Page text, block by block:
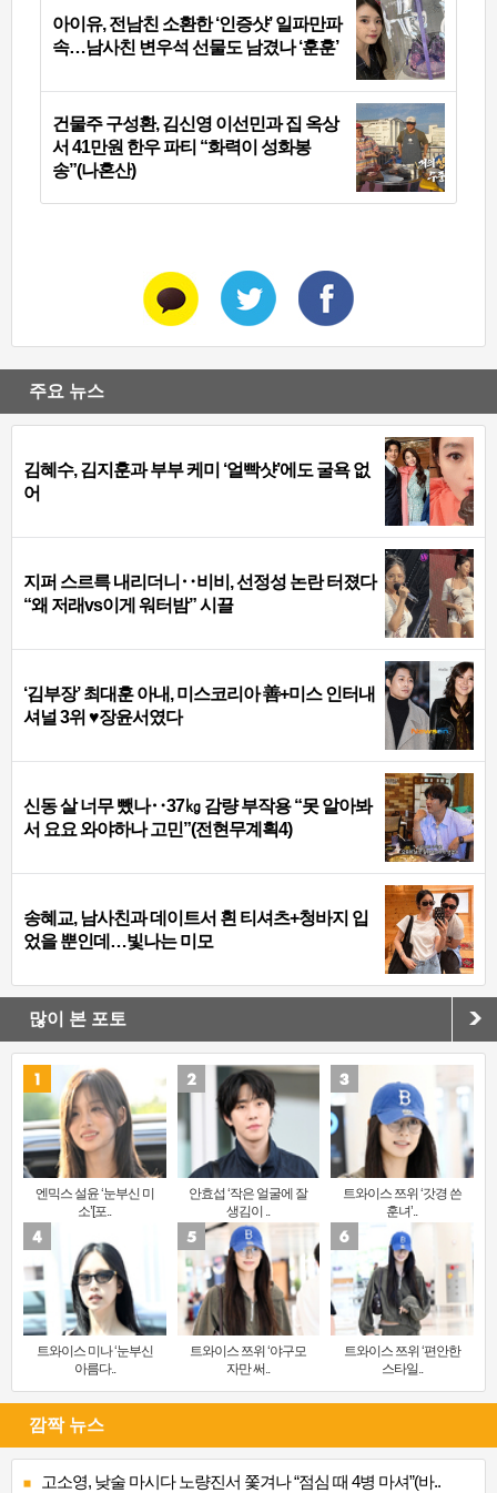
아이유, 전남친 소환한 ‘인증샷’ 일파만파
속…남사친 변우석 선물도 남겼나 ‘훈훈’
건물주 구성환, 김신영 이선민과 집 옥상
서 41만원 한우 파티 “화력이 성화봉
송”(나혼산)
주요 뉴스
김혜수, 김지훈과 부부 케미 ‘얼빡샷’에도 굴욕 없
어
지퍼 스르륵 내리더니‥비비, 선정성 논란 터졌다
“왜 저래vs이게 워터밤” 시끌
‘김부장’ 최대훈 아내, 미스코리아 善+미스 인터내
셔널 3위 ♥장윤서였다
신동 살 너무 뺐나‥37㎏ 감량 부작용 “못 알아봐
서 요요 와야하나 고민”(전현무계획4)
송혜교, 남사친과 데이트서 흰 티셔츠+청바지 입
었을 뿐인데…빛나는 미모
많이 본 포토
엔믹스 설윤 ‘눈부신 미
소’[포..
안효섭 ‘작은 얼굴에 잘
생김이 ..
트와이스 쯔위 ‘갓경 쓴
훈녀’..
트와이스 미나 ‘눈부신
아름다..
트와이스 쯔위 ‘야구모
자만 써..
트와이스 쯔위 ‘편안한
스타일..
깜짝 뉴스
고소영, 낮술 마시다 노량진서 쫓겨나 “점심 때 4병 마셔”(바..